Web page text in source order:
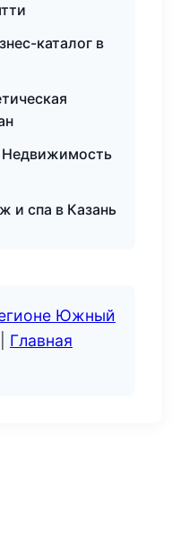
каталог в
Недвижимость
и спа в Казань
Южный
Главная